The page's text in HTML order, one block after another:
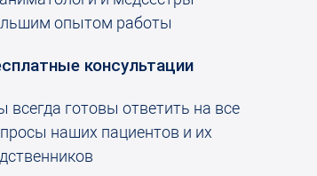
опытом работы
консультации
всегда готовы ответить на все
наших пациентов и их